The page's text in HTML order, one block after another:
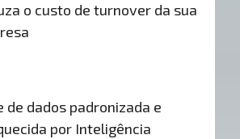
o custo de turnover da sua
de dados padronizada e
por Inteligência